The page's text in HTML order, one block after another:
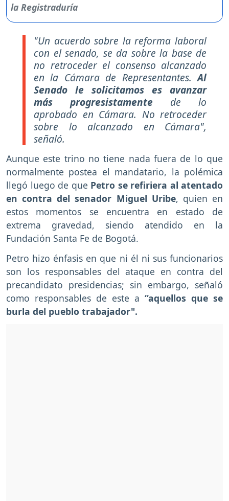
"Un acuerdo sobre la reforma laboral
con el senado, se da sobre la base de
no retroceder el consenso alcanzado
en la Cámara de Representantes.Al
Senado le solicitamos es avanzar
más progresistamente de lo
aprobado en Cámara. No retroceder
sobre lo alcanzado en Cámara",
señaló.
Aunque este trino no tiene nada fuera de lo que
normalmente postea el mandatario, la polémica
llegó luego de que Petro se refiriera al atentado
en contra del senador Miguel Uribe, quien en
estos momentos se encuentra en estado de
extrema gravedad, siendo atendido en la
Fundación Santa Fe de Bogotá.
Petro hizo énfasis en que ni él ni sus funcionarios
son los responsables del ataque en contra del
precandidato presidencias; sin embargo, señaló
como responsables de este a “aquellos que se
burla del pueblo trabajador".